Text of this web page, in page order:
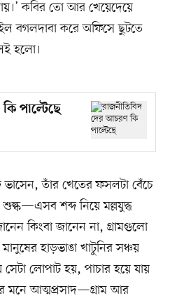
কবির তো আর খেয়েদেয়ে
বগলদাবা করে অফিসে ছুটতে
হলো।
পাল্টেছে
ভাসেন, তাঁর খেতের ফসলটা বেঁচে
শব্দ নিয়ে মল্লযুদ্ধ
কিংবা জানেন না, গ্রামগুলো
হাড়ভাঙা খাটুনির সঞ্চয়
লোপাট হয়, পাচার হয়ে যায়
মনে আত্মপ্রসাদ—গ্রাম আর